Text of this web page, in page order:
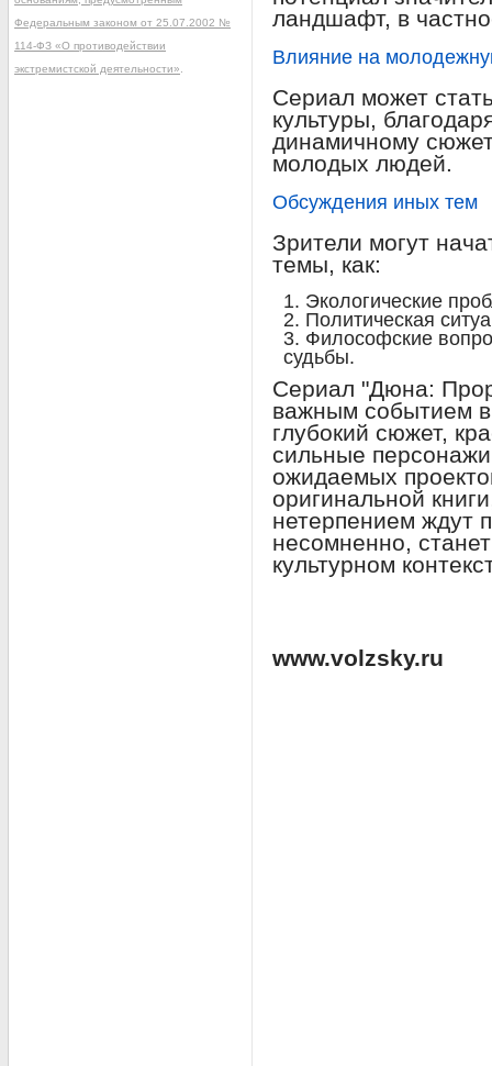
ландшафт, в
Влияние на
Сериал может
культуры,
динамичному
молодых людей.
Обсуждения иных тем
Зрители могут
темы, как:
Экологические
Политическая
Философские
судьбы.
Сериал "Дюна:
важным событием
глубокий сюжет,
сильные
ожидаемых
оригинальной
нетерпением ждут
несомненно,
культурном
www.volzsky.ru
Федеральным законом от 25.07.2002 №
114-ФЗ «О противодействии
экстремистской деятельности»